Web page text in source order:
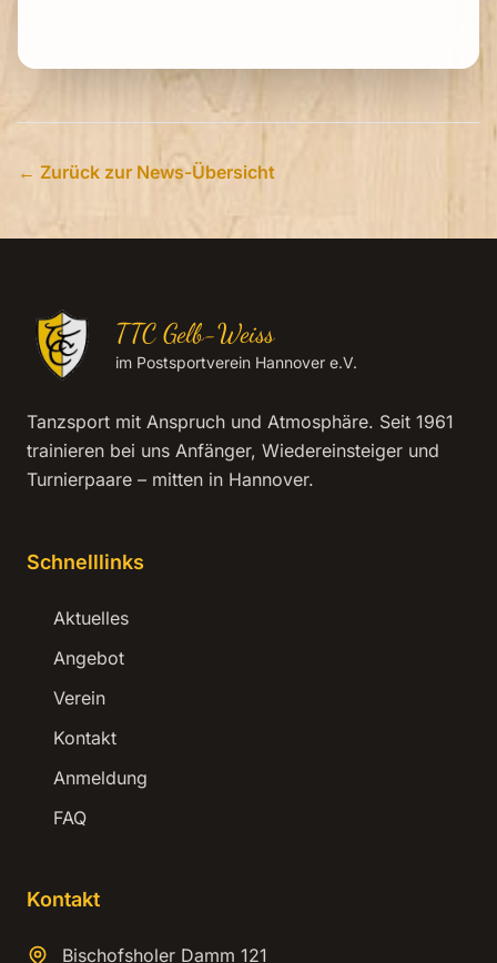
← Zurück zur News-Übersicht
TTC Gelb-Weiss
im Postsportverein Hannover e.V.
Tanzsport mit Anspruch und Atmosphäre. Seit 1961
trainieren bei uns Anfänger, Wiedereinsteiger und
Turnierpaare – mitten in Hannover.
Schnelllinks
Aktuelles
Angebot
Verein
Kontakt
Anmeldung
FAQ
Kontakt
Bischofsholer Damm 121